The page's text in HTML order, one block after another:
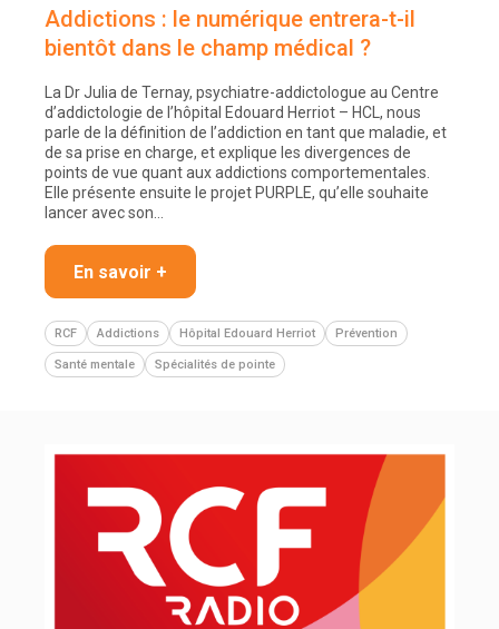
Addictions : le numérique entrera-t-il
bientôt dans le champ médical ?
La Dr Julia de Ternay, psychiatre-addictologue au Centre
d’addictologie de l’hôpital Edouard Herriot – HCL, nous
parle de la définition de l’addiction en tant que maladie, et
de sa prise en charge, et explique les divergences de
points de vue quant aux addictions comportementales.
Elle présente ensuite le projet PURPLE, qu’elle souhaite
lancer avec son…
En savoir +
RCF Addictions Hôpital Edouard Herriot Prévention
Santé mentale Spécialités de pointe